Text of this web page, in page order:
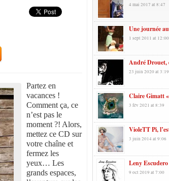
Partez en
vacances !
Comment ça, ce
n’est pas le
moment ?! Alors,
mettez ce CD sur
votre chaîne et
fermez les
yeux… Les
grands espaces,
4 mai 2017 at 8:47
Une journée
1 sept 2011 at 12:00
André Drouet,
23 juin 2020 at 3:19
Claire Gimatt
3 fév 2021 at 8:39
VioleTT Pi,
3 juin 2014 at 9:06
Leny
9 oct 2019 at 7:00